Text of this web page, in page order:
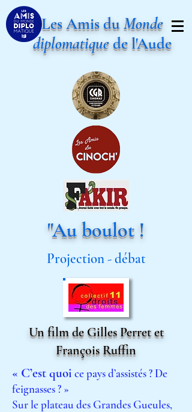
Les Amis duMonde
diplomatiquede l'Aude
"Au boulot !
Projection - débat
Un film de Gilles Perret et
François Ruffin
« C’est quoi ce pays d’assistés ? De
feignasses ? »
Sur le plateau des Grandes Gueules,